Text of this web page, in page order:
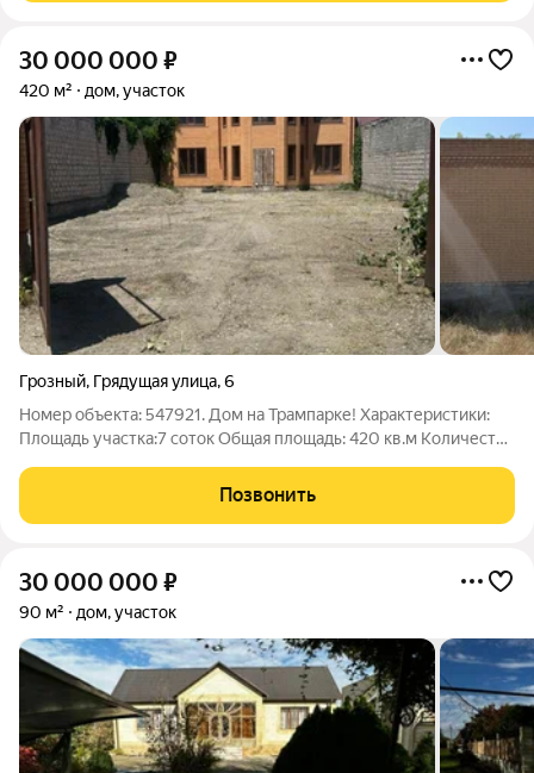
30 000 000 ₽
420 м² дом, участок
Грозный, Грядущая улица,6
Номер объекта: 547921. Дом на Трампарке! Характеристики:
Площадь участка:7 соток Общая площадь: 420 кв.м Количество
трехэтажный шикарный дом, где сделан основной ремонт,
теплые полы, отопление,
Позвонить
30 000 000 ₽
90 м² дом, участок